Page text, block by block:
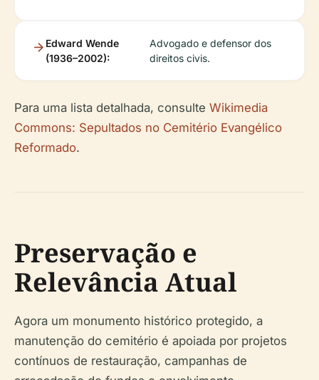
Edward Wende
(1936–2002):
Advogado e defensor dos
direitos civis.
Para uma lista detalhada, consulte Wikimedia
Commons: Sepultados no Cemitério Evangélico
Reformado.
Preservação e
Relevância Atual
Agora um monumento histórico protegido, a
manutenção do cemitério é apoiada por projetos
contínuos de restauração, campanhas de